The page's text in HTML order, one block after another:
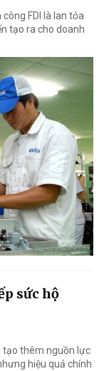
FDI là lan tỏa
tạo ra cho doanh
sức hộ
tạo thêm nguồn lực
hiệu quả chính